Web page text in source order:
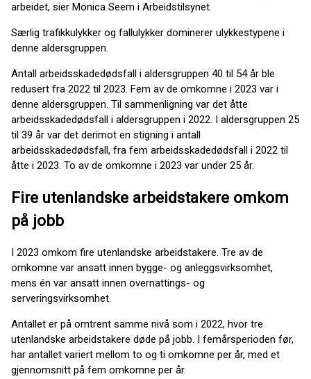
arbeidet, sier Monica Seem i Arbeidstilsynet.
Særlig trafikkulykker og fallulykker dominerer ulykkestypene i
denne aldersgruppen.
Antall arbeidsskadedødsfall i aldersgruppen 40 til 54 år ble
redusert fra 2022 til 2023. Fem av de omkomne i 2023 var i
denne aldersgruppen. Til sammenligning var det åtte
arbeidsskadedødsfall i aldersgruppen i 2022. I aldersgruppen 25
til 39 år var det derimot en stigning i antall
arbeidsskadedødsfall, fra fem arbeidsskadedødsfall i 2022 til
åtte i 2023. To av de omkomne i 2023 var under 25 år.
Fire utenlandske arbeidstakere omkom
på jobb
I 2023 omkom fire utenlandske arbeidstakere. Tre av de
omkomne var ansatt innen bygge- og anleggsvirksomhet,
mens én var ansatt innen overnattings- og
serveringsvirksomhet.
Antallet er på omtrent samme nivå som i 2022, hvor tre
utenlandske arbeidstakere døde på jobb. I femårsperioden før,
har antallet variert mellom to og ti omkomne per år, med et
gjennomsnitt på fem omkomne per år.